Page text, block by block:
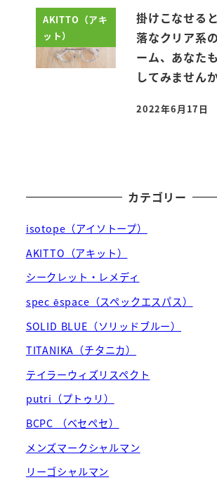
AKITTO（アキ
ット）
掛けこなせる
落なクリア系
ーム、あなた
してみません
投稿日
2022年6月17日
カテゴリー
isotope（アイソトープ）
AKITTO（アキット）
シークレット・レメディ
spec ēspace（スペックエスパス）
SOLID BLUE（ソリッドブルー）
TITANIKA（チタニカ）
テイラーウィズリスペクト
putri（プトゥリ）
BCPC （ベセペセ）
メンズマークシャルマン
リーゴシャルマン